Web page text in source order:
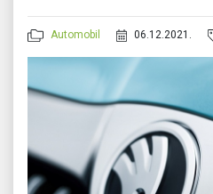
Automobil 06.12.2021.